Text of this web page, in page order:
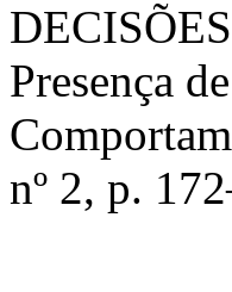
Presença
nº 2, p.